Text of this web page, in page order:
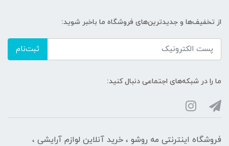
از تخفیف‌ها و جدیدترین‌های فروشگاه ما باخبر شوید:
ثبت‌نام
ما را در شبکه‌های اجتماعی دنبال کنید:
فروشگاه اینترنتی مه‌ رو‌شو ، خرید آنلاین لوازم آرایشی ،